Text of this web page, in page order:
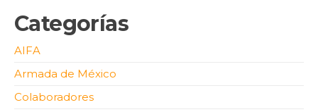
Categorías
AIFA
Armada de México
Colaboradores